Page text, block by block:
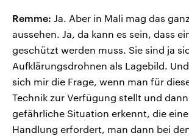
Remme: Ja. Aber in Mali mag das
aussehen. Ja, da kann es sein, dass
geschützt werden muss. Sie sind ja
Aufklärungsdrohnen als Lagebild.
sich mir die Frage, wenn man für
Technik zur Verfügung stellt und
gefährliche Situation erkennt, die
Handlung erfordert, man dann bei